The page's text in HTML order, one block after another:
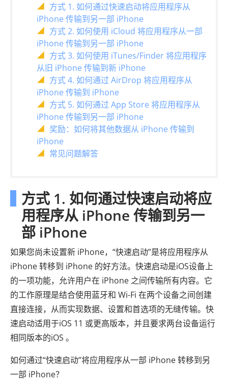
方式 1. 如何通过快速启动将应用程序从
iPhone 传输到另一部 iPhone
方式 2. 如何使用 iCloud 将应用程序从一部
iPhone 传输到另一部 iPhone
方式 3. 如何使用 iTunes/Finder 将应用程序
从旧 iPhone 传输到新 iPhone
方式 4. 如何通过 AirDrop 将应用程序从
iPhone 传输到 iPhone
方式 5. 如何通过 App Store 将应用程序从
iPhone 传输到另一部 iPhone
奖励：如何将其他数据从 iPhone 传输到
iPhone
常见问题解答
方式 1. 如何通过快速启动将应
用程序从 iPhone 传输到另一
部 iPhone
如果您尚未设置新 iPhone，“快速启动”是将应用程序从
iPhone 转移到 iPhone 的好方法。快速启动是iOS设备上
的一项功能，允许用户在 iPhone 之间传输所有内容。它
的工作原理是结合使用蓝牙和 Wi-Fi 在两个设备之间创建
直接连接，从而实现数据、设置和首选项的无缝传输。快
速启动适用于iOS 11 或更高版本，并且要求两台设备运行
相同版本的iOS 。
如何通过“快速启动”将应用程序从一部 iPhone 转移到另
一部 iPhone？